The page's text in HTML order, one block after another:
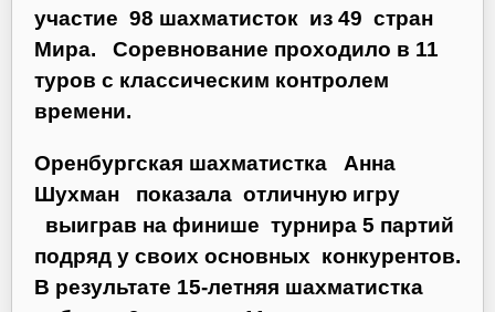
участие 98 шахматисток из 49 стран
Мира. Соревнование проходило в 11
туров с классическим контролем
времени.
Оренбургская шахматистка Анна
Шухман показала отличную игру
выиграв на финише турнира 5 партий
подряд у своих основных конкурентов.
В результате 15-летняя шахматистка